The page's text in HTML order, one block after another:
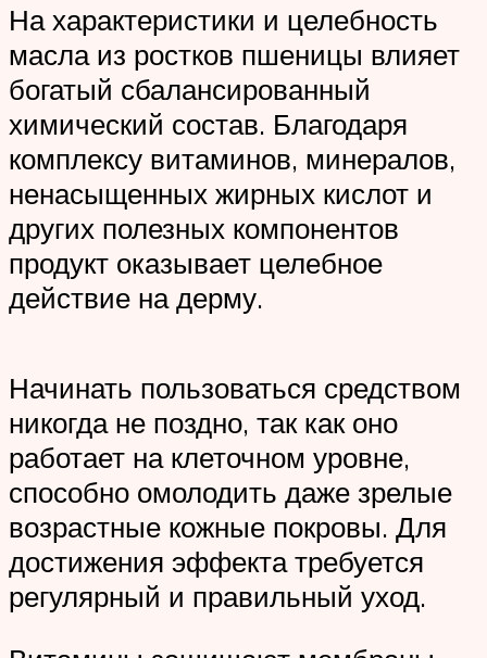
На характеристики и целебность
масла из ростков пшеницы влияет
богатый сбалансированный
химический состав. Благодаря
комплексу витаминов, минералов,
ненасыщенных жирных кислот и
других полезных компонентов
продукт оказывает целебное
действие на дерму.
Начинать пользоваться средством
никогда не поздно, так как оно
работает на клеточном уровне,
способно омолодить даже зрелые
возрастные кожные покровы. Для
достижения эффекта требуется
регулярный и правильный уход.